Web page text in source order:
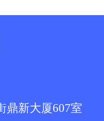
鼎新大厦607室